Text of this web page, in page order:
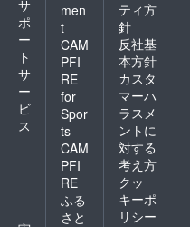
サ
ポ
ー
ト
サ
ー
ビ
ス
men
t
CAM
PFI
RE
for
Spor
ts
CAM
PFI
RE
ふる
さと
ティ方
針
反社基
本方針
カスタ
マーハ
ラスメ
ントに
対する
考え方
クッ
キーポ
リシー